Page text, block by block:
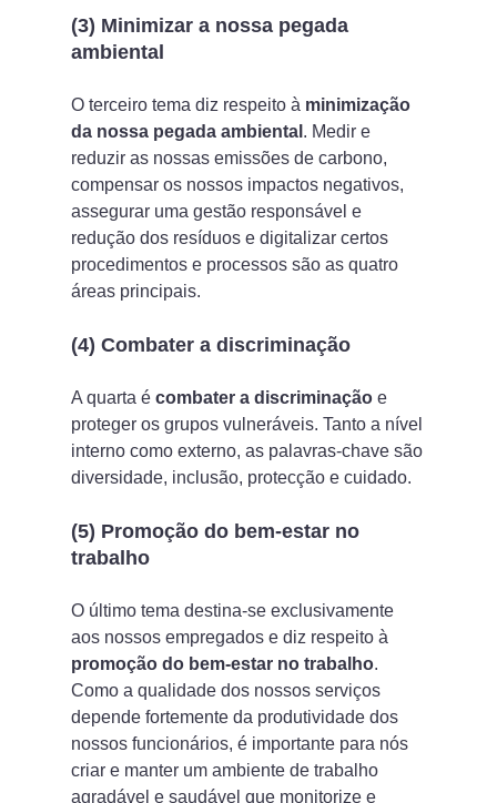
(3) Minimizar a nossa pegada
ambiental
O terceiro tema diz respeito à minimização
da nossa pegada ambiental . Medir e
reduzir as nossas emissões de carbono,
compensar os nossos impactos negativos,
assegurar uma gestão responsável e
redução dos resíduos e digitalizar certos
procedimentos e processos são as quatro
áreas principais.
(4) Combater a discriminação
A quarta é combater a discriminação e
proteger os grupos vulneráveis. Tanto a nível
interno como externo, as palavras-chave são
diversidade, inclusão, protecção e cuidado.
(5) Promoção do bem-estar no
trabalho
O último tema destina-se exclusivamente
aos nossos empregados e diz respeito à
promoção do bem-estar no trabalho.
Como a qualidade dos nossos serviços
depende fortemente da produtividade dos
nossos funcionários, é importante para nós
criar e manter um ambiente de trabalho
agradável e saudável que monitorize e